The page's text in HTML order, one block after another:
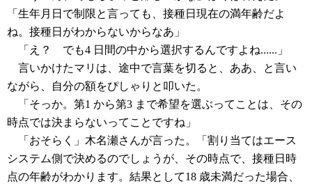
「生年月日で制限と言っても、接種日現在の満年齢だよ
ね。接種日がわからないからなあ」
「え？ でも4 日間の中から選択するんですよね......」
言いかけたマリは、途中で言葉を切ると、ああ、と言い
ながら、自分の額をぴしゃりと叩いた。
「そっか。第1 から第3 まで希望を選ぶってことは、その
時点では決まらないってことですね」
「おそらく」木名瀬さんが言った。「割り当てはエース
システム側で決めるのでしょうが、その時点で、接種日時
点の年齢がわかります。結果として18 歳未満だった場合、